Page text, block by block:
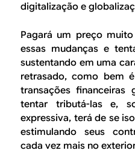
digitalização e
Pagará um preço
essas mudanças e
sustentando em uma
retrasado, como bem
transações financeiras
tentar tributá-las e,
expressiva, terá de se
estimulando seus
cada vez mais no